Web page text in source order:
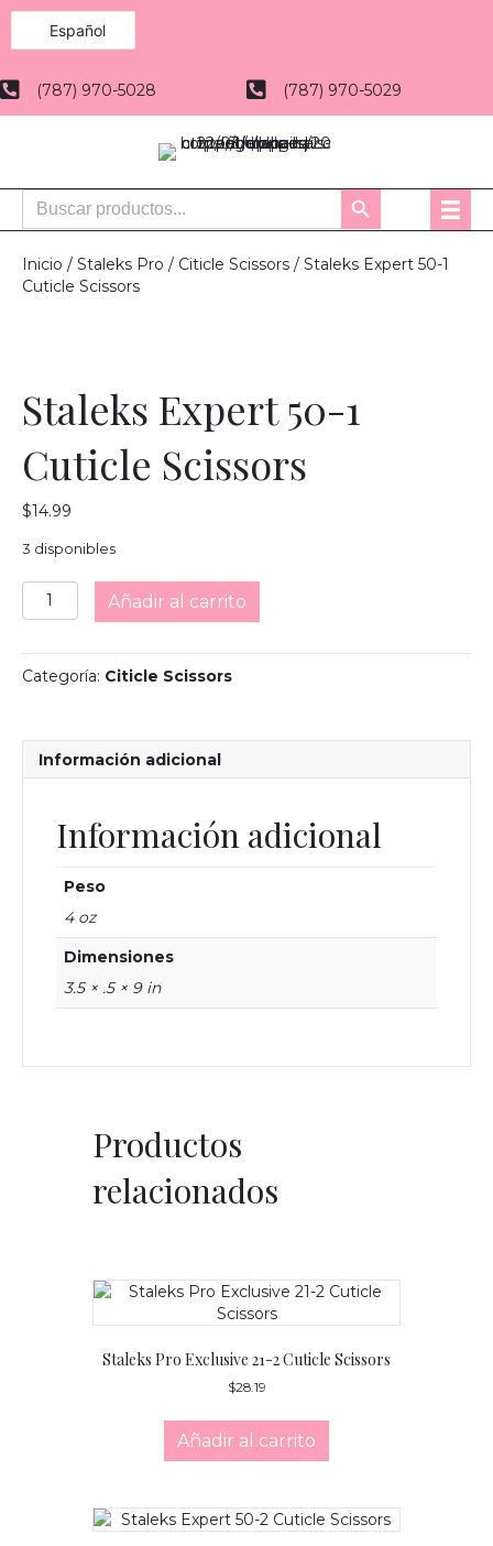
Español
(787) 970-5028 (787) 970-5029
Buscar:
Botón
de
búsqueda
Inicio / Staleks Pro / Citicle Scissors / Staleks Expert 50-1
Cuticle Scissors
Staleks Expert 50-1
Cuticle Scissors
$14.99
3 disponibles
Staleks
Expert
1
Cuticle
Añadir al carrito
Categoría: Citicle Scissors
Información adicional
Información adicional
Peso
4 oz
Dimensiones
3.5 × .5 × 9 in
Productos
relacionados
Staleks Pro Exclusive 21-2 Cuticle Scissors
$28.19
Añadir al carrito